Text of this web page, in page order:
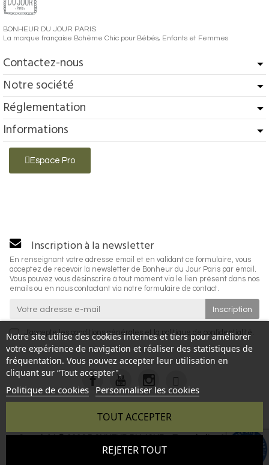
BONHEUR DU JOUR PARIS
La marque française Bohème Chic pour Bébés, Enfants et Femmes
Contactez-nous
Notre société
Réglementation
Informations
Espace Pro
Notre site utilise des cookies internes et tiers pour améliorer
votre expérience de navigation et réaliser des statistiques de
fréquentation. Vous pouvez accepter leur utilisation en
cliquant sur “Tout accepter".
Politique de cookies Personnaliser les cookies
REJETER TOUT
TOUT ACCEPTER
Inscription à la newsletter
En renseignant votre adresse email et en validant ce formulaire, vous
acceptez de recevoir la newsletter de Bonheur du Jour Paris par email.
Vous pouvez vous désinscrire à tout moment via le lien présent dans nos
emails ou en nous contactant via notre formulaire de contact.
J'accepte les conditions générales et la politique de confidentialité.
- Reproduction interdite sans autorisation - Site réalisé par :